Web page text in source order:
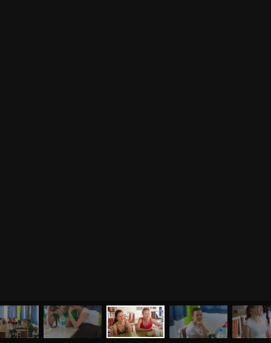
ЙОГА СЕМИНАРЫ МЕНЮ О НАС МАГАЗИН